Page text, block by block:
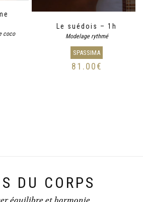
coco
Le suédois – 1h
Modelage rythmé
SPASSIMA
81.00€
DU CORPS